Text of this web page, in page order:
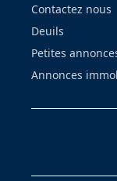
Contactez nous
Deuils
Petites
Annonces